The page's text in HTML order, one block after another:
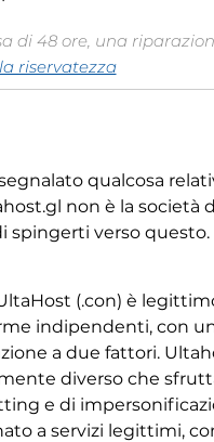
di 48 ore, una
riservatezza
qualcosa
non è la
verso
(.con) è
indipendenti, con
a due fattori.
diverso che
e di
a servizi legittimi,